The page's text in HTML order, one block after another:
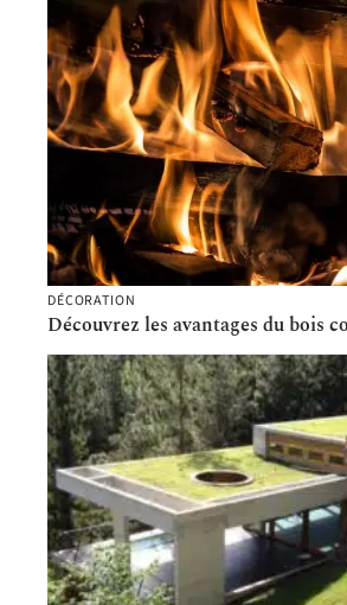
DÉCORATION
Découvrez les avantages du bois